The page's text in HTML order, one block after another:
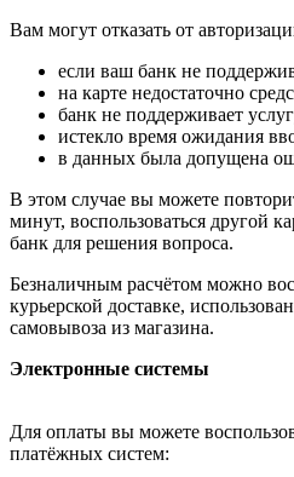
Вам могут отказать от
если ваш банк не
на карте недостаточно
банк не поддерживает
истекло время ожидания
в данных была допущена
В этом случае вы можете
минут, воспользоваться другой
банк для решения вопроса.
Безналичным расчётом можно
курьерской доставке,
самовывоза из магазина.
Электронные системы
Для оплаты вы можете
платёжных систем: